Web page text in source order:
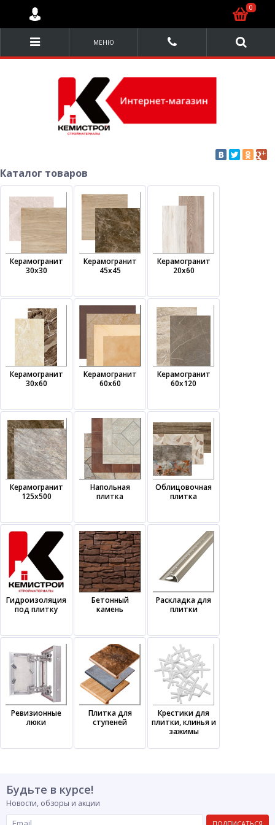
МЕНЮ
Каталог товаров
Керамогранит
30х30
Керамогранит
45х45
Керамогранит
20х60
Керамогранит
30х60
Керамогранит
60х60
Керамогранит
60х120
Керамогранит
125х500
Напольная
плитка
Облицовочная
плитка
Гидроизоляция
под плитку
Бетонный
камень
Раскладка для
плитки
Ревизионные
люки
Плитка для
ступеней
Крестики для
плитки, клинья и
зажимы
Будьте в курсе!
Новости, обзоры и акции
ПОДПИСАТЬСЯ
0